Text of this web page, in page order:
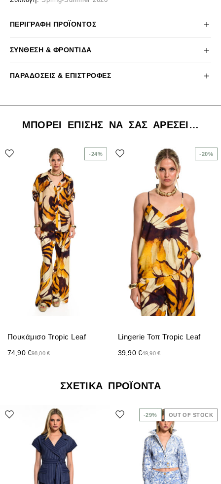
ΠΕΡΙΓΡΑΦΉ ΠΡΟΪΌΝΤΟΣ
ΣΎΝΘΕΣΗ & ΦΡΟΝΤΊΔΑ
ΠΑΡΑΔΌΣΕΙΣ & ΕΠΙΣΤΡΟΦΈΣ
ΜΠΟΡΕΊ ΕΠΊΣΗΣ ΝΑ ΣΑΣ ΑΡΈΣΕΙ…
-24%
Πουκάμισο Tropic Leaf
98,00€
74,90 €
-20%
Lingerie Τοπ Tropic Leaf
49,90€
39,90 €
ΣΧΕΤΙΚΆ ΠΡΟΪΌΝΤΑ
-29% OUT OF STOCK